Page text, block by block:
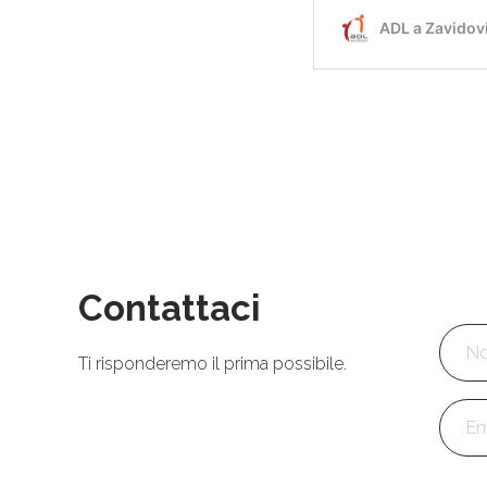
Contattaci
Ti risponderemo il prima possibile.
Email